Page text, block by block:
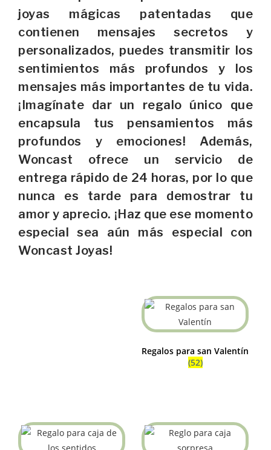
joyas mágicas patentadas que
contienen mensajes secretos y
personalizados, puedes transmitir los
sentimientos más profundos y los
mensajes más importantes de tu vida.
¡Imagínate dar un regalo único que
encapsula tus pensamientos más
profundos y emociones! Además,
Woncast ofrece un servicio de
entrega rápido de 24 horas, por lo que
nunca es tarde para demostrar tu
amor y aprecio. ¡Haz que ese momento
especial sea aún más especial con
Woncast Joyas!
Regalos para san Valentín
(52)